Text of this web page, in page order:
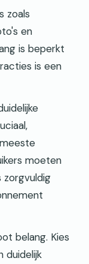
zoals
en
is beperkt
is een
moeten
zorgvuldig
belang. Kies
duidelijk